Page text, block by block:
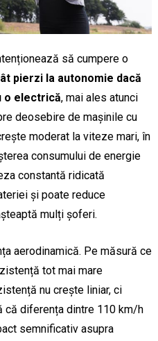
să cumpere o
pierzi la autonomie dacă
o electrică, mai ales atunci
deosebire de mașinile cu
moderat la viteze mari, în
consumului de energie
constantă ridicată
și poate reduce
mulți șoferi.
aerodinamică. Pe măsură ce
tot mai mare
nu crește liniar, ci
că diferența dintre 110 km/h
semnificativ asupra